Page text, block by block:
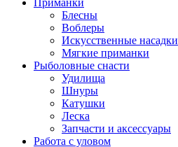
Приманки
Блесны
Воблеры
Искусственные насадки
Мягкие приманки
Рыболовные снасти
Удилища
Шнуры
Катушки
Леска
Запчасти и аксессуары
Работа с уловом